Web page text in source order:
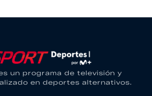
un programa de televisión y
en deportes alternativos.